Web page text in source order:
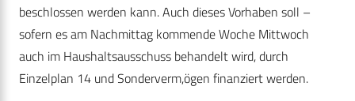
beschlossen werden kann. Auch dieses Vorhaben soll –
sofern es am Nachmittag kommende Woche Mittwoch
auch im Haushaltsausschuss behandelt wird, durch
Einzelplan 14 und Sonderverm,ögen finanziert werden.